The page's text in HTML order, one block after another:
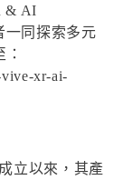
& AI
一同探索多元
xr-ai-
立以來，其產